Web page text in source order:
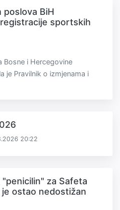
BiH
sportskih
Bosne i Hercegovine
je Pravilnik o izmjenama i
20:22
za Safeta
je ostao nedostižan